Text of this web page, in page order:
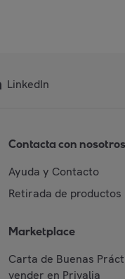
LinkedIn
Contacta con nosotros
Ayuda y Contacto
Retirada de productos
Marketplace
Carta de Buenas
vender en Privalia